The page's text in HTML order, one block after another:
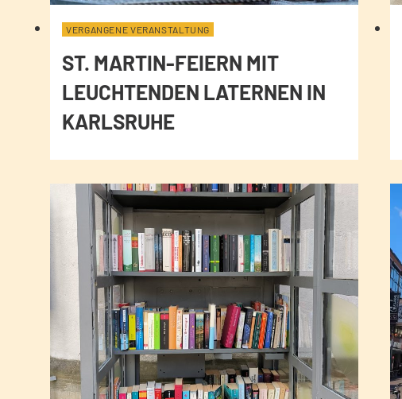
VERGANGENE VERANSTALTUNG
ST. MARTIN-FEIERN MIT
LEUCHTENDEN LATERNEN IN
KARLSRUHE